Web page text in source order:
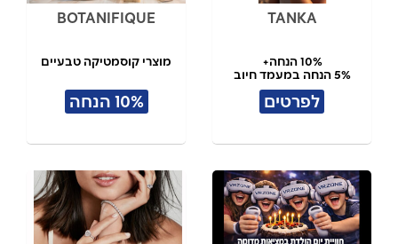
TANKA
10% הנחה+
5% הנחה במעמד חיוב
לפרטים
BOTANIFIQUE
מוצרי קוסמטיקה טבעיים
10% הנחה